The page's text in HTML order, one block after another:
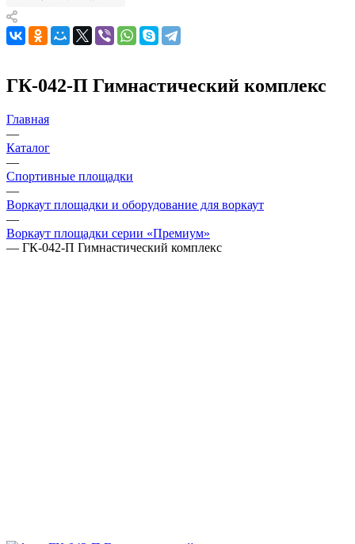
ГК-042-П Гимнастический комплекс
Главная
—
Каталог
—
Спортивные площадки
—
Воркаут площадки и оборудование для воркаут
—
Воркаут площадки серии «Премиум»
— ГК-042-П Гимнастический комплекс